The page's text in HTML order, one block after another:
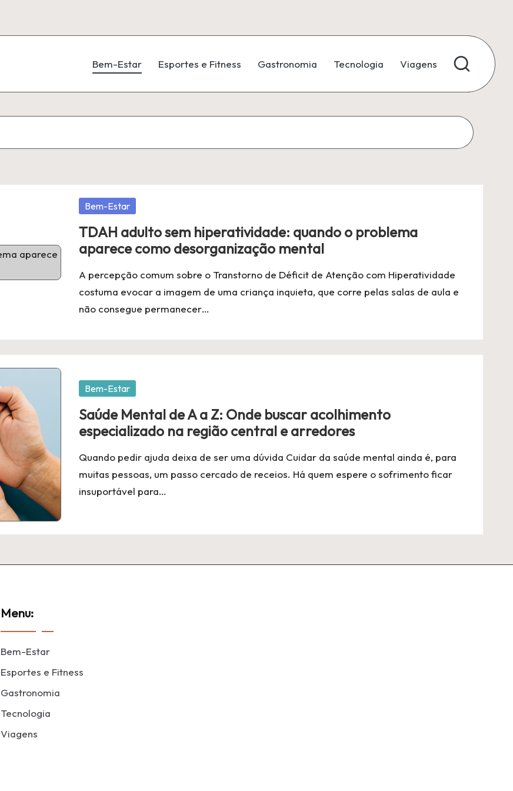
Bem-Estar Esportes e Fitness Gastronomia Tecnologia Viagens
Posted
Bem-Estar
TDAH adulto sem hiperatividade: quando o problema
aparece como desorganização mental
A percepção comum sobre o Transtorno de Déficit de Atenção com Hiperatividade
costuma evocar a imagem de uma criança inquieta, que corre pelas salas de aula e
não consegue permanecer…
Posted
Bem-Estar
Saúde Mental de A a Z: Onde buscar acolhimento
especializado na região central e arredores
Quando pedir ajuda deixa de ser uma dúvida Cuidar da saúde mental ainda é, para
muitas pessoas, um passo cercado de receios. Há quem espere o sofrimento ficar
insuportável para…
Menu:
Bem-Estar
Esportes e Fitness
Gastronomia
Tecnologia
Viagens